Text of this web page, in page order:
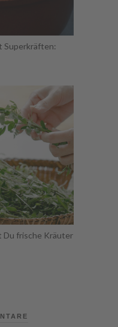
Superkräften:
Du frische Kräuter